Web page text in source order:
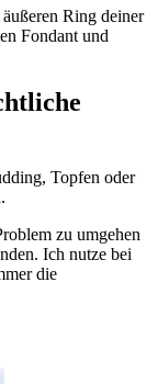
Ring deiner
Fondant und
Topfen oder
zu umgehen
Ich nutze bei
die